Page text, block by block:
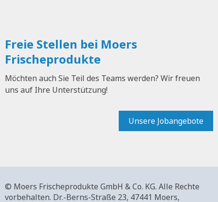
Freie Stellen bei Moers
Frischeprodukte
Möchten auch Sie Teil des Teams werden? Wir freuen
uns auf Ihre Unterstützung!
Unsere Jobangebote
© Moers Frischeprodukte GmbH & Co. KG. Alle Rechte
vorbehalten. Dr.-Berns-Straße 23, 47441 Moers,